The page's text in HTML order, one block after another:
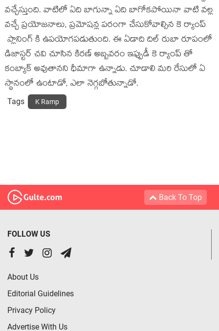
వచ్చేస్తుంది. వాటిలో ఏది బాగున్నా ఏది బాగోకపోయినా వాటి వల్ల
వచ్చే ప్రయోజనాలు, ప్రమోషన్ల పరంగా చేసుకోవాల్సిన కె ర్యాంప్
ప్లానింగ్ కి ఉపయోగపడుతుంది. ఈ ఏడాది దిల్ రుబా రూపంలో
డిజాస్టర్ చవి చూసిన కిరణ్ అబ్బవరం ఇప్పుడీ కె ర్యాంప్ తో
కంబ్యాక్ అవుతానని ధీమాగా ఉన్నాడు. చూడాలి మరి రేసులో ఏ
స్థానంలో ఉంటాడో, ఎలా నెగ్గబోతున్నాడో.
Tags K Ramp
Back To Top
FOLLOW US
About Us
Editorial Guidelines
Privacy Policy
Advertise With Us